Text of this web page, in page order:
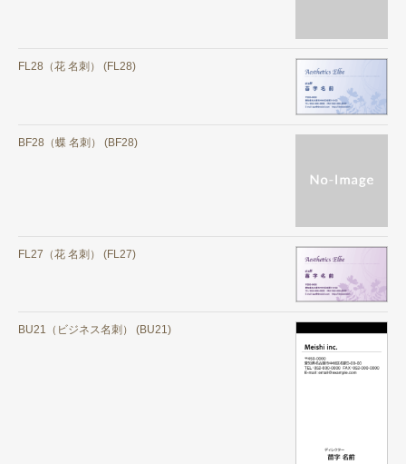
FL28（花 名刺） (FL28)
BF28（蝶 名刺） (BF28)
FL27（花 名刺） (FL27)
BU21（ビジネス名刺） (BU21)